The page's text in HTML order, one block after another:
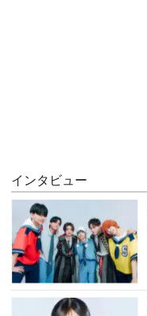
インタビュー